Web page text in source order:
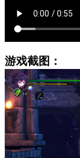
游戏截图：